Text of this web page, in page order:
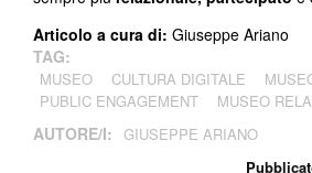
Articolo a cura di: Giuseppe Ariano
TAG:
MUSEO CULTURA DIGITALE
PUBLIC ENGAGEMENT
MUSEO
AUTORE/I: GIUSEPPE ARIANO